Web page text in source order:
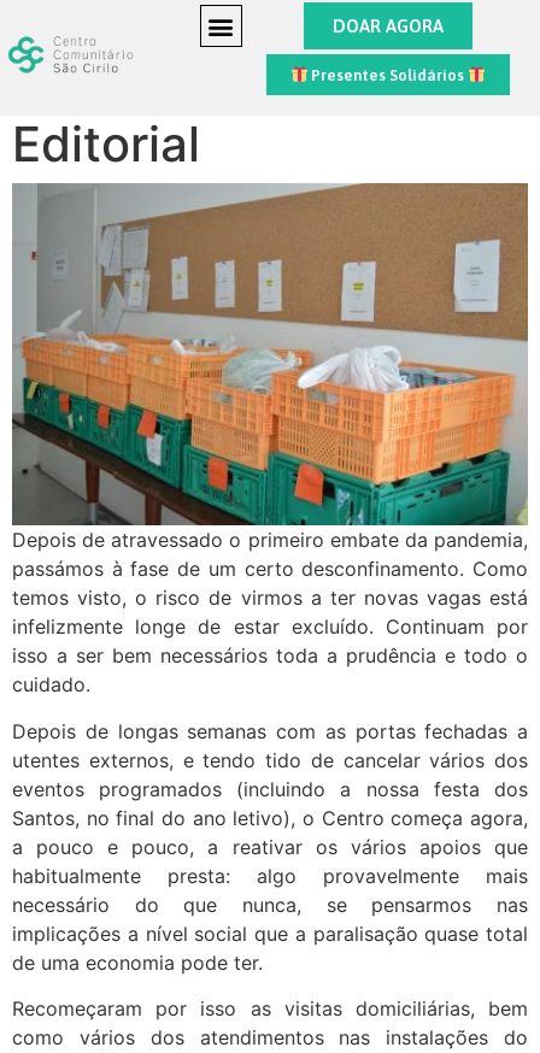
DOAR AGORA
Presentes Solidários
Editorial
Depois de atravessado o primeiro embate da pandemia,
passámos à fase de um certo desconfinamento. Como
temos visto, o risco de virmos a ter novas vagas está
infelizmente longe de estar excluído. Continuam por
isso a ser bem necessários toda a prudência e todo o
cuidado.
Depois de longas semanas com as portas fechadas a
utentes externos, e tendo tido de cancelar vários dos
eventos programados (incluindo a nossa festa dos
Santos, no final do ano letivo), o Centro começa agora,
a pouco e pouco, a reativar os vários apoios que
habitualmente presta: algo provavelmente mais
necessário do que nunca, se pensarmos nas
implicações a nível social que a paralisação quase total
de uma economia pode ter.
Recomeçaram por isso as visitas domiciliárias, bem
como vários dos atendimentos nas instalações do